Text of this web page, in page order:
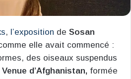
, l’exposition de Sosan
elle avait commencé :
des oiseaux suspendus
Venue d’Afghanistan, formée